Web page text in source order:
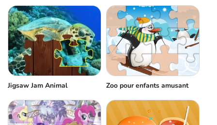
Jigsaw Jam Animal Zoo pour enfants amusant